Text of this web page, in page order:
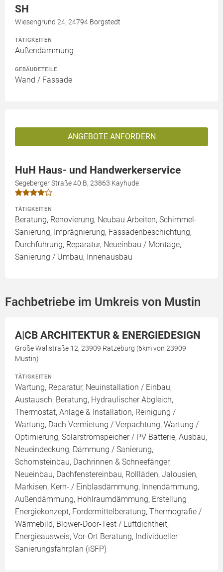
SH
Wiesengrund 24, 24794 Borgstedt
TÄTIGKEITEN
Außendämmung
GEBÄUDETEILE
Wand / Fassade
ANGEBOTE ANFORDERN
HuH Haus- und Handwerkerservice
Segeberger Straße 40 B, 23863 Kayhude
TÄTIGKEITEN
Beratung, Renovierung, Neubau Arbeiten, Schimmel-
Sanierung, Imprägnierung, Fassadenbeschichtung,
Durchführung, Reparatur, Neueinbau / Montage,
Sanierung / Umbau, Innenausbau
Fachbetriebe im Umkreis von Mustin
A|CB ARCHITEKTUR & ENERGIEDESIGN
Große Wallstraße 12, 23909 Ratzeburg (6km von 23909
Mustin)
TÄTIGKEITEN
Wartung, Reparatur, Neuinstallation / Einbau,
Austausch, Beratung, Hydraulischer Abgleich,
Thermostat, Anlage & Installation, Reinigung /
Wartung, Dach Vermietung / Verpachtung, Wartung /
Optimierung, Solarstromspeicher / PV Batterie, Ausbau,
Neueindeckung, Dämmung / Sanierung,
Schornsteinbau, Dachrinnen & Schneefänger,
Neueinbau, Dachfenstereinbau, Rollläden, Jalousien,
Markisen, Kern- / Einblasdämmung, Innendämmung,
Außendämmung, Hohlraumdämmung, Erstellung
Energiekonzept, Fördermittelberatung, Thermografie /
Wärmebild, Blower-Door-Test / Luftdichtheit,
Energieausweis, Vor-Ort Beratung, Individueller
Sanierungsfahrplan (iSFP)